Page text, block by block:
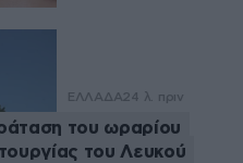
ΕΛΛΑΔΑ24 λ. πριν
του ωραρίου
του Λευκού